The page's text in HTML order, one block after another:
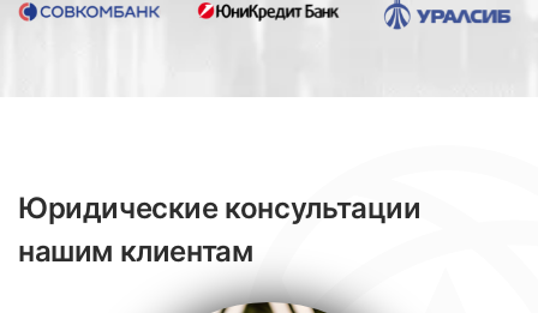
Юридические консультации
нашим клиентам